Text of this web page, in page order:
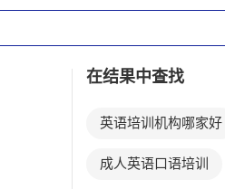
在结果中查找
英语培训机构哪家好
成人英语口语培训